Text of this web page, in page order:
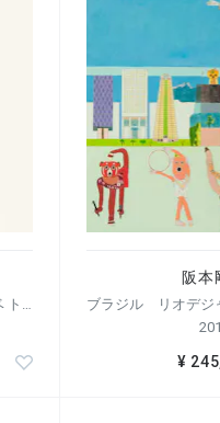
ローズ&ハイビスカスティー ソルベ トイプードル
阪本
¥